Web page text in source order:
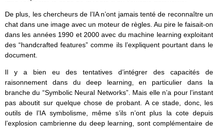
De plus, les chercheurs de l’IA n’ont jamais tenté de reconnaître un
chat dans une image avec un moteur de règles. Au pire le faisait-on
dans les années 1990 et 2000 avec du machine learning exploitant
des “handcrafted features” comme ils l’expliquent pourtant dans le
document.
Il y a bien eu des tentatives d’intégrer des capacités de
raisonnement dans du deep learning, en particulier dans la
branche du “Symbolic Neural Networks”. Mais elle n’a pour l’instant
pas aboutit sur quelque chose de probant. A ce stade, donc, les
outils de l’IA symbolisme, même s’ils n’ont plus la cote depuis
l’explosion cambrienne du deep learning, sont complémentaire de